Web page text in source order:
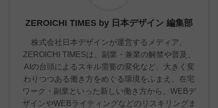
ZEROICHI TIMES by 日本デザイン 編集部
株式会社日本デザインが運営するメディア、
ZEROICHI TIMESは、副業・兼業の解禁や普及、
AIの台頭によるスキル需要の変化など、大きく変
わりつつある働き方をめぐる環境をふまえ、在宅
ワーク・副業といった新しい働き方から、WEBデ
ザインやWEBライティングなどのリスキリングま